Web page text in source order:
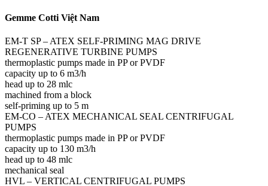
Gemme Cotti Việt Nam
EM-T SP – ATEX SELF-PRIMING MAG DRIVE
REGENERATIVE TURBINE PUMPS
thermoplastic pumps made in PP or PVDF
capacity up to 6 m3/h
head up to 28 mlc
machined from a block
self-priming up to 5 m
EM-CO – ATEX MECHANICAL SEAL CENTRIFUGAL
PUMPS
thermoplastic pumps made in PP or PVDF
capacity up to 130 m3/h
head up to 48 mlc
mechanical seal
HVL – VERTICAL CENTRIFUGAL PUMPS